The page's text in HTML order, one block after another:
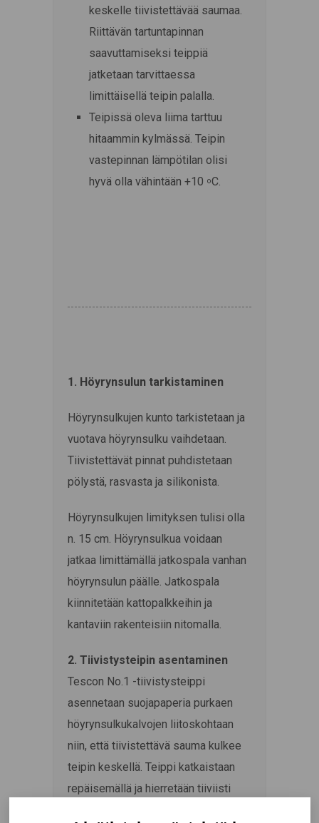
keskelle tiivistettävää saumaa.
Riittävän tartuntapinnan
saavuttamiseksi teippiä
jatketaan tarvittaessa
limittäisellä teipin palalla.
Teipissä oleva liima tarttuu
hitaammin kylmässä. Teipin
vastepinnan lämpötilan olisi
hyvä olla vähintään +10 oC.
1. Höyrynsulun tarkistaminen
Höyrynsulkujen kunto tarkistetaan ja
vuotava höyrynsulku vaihdetaan.
Tiivistettävät pinnat puhdistetaan
pölystä, rasvasta ja silikonista.
Höyrynsulkujen limityksen tulisi olla
n. 15 cm. Höyrynsulkua voidaan
jatkaa limittämällä jatkospala vanhan
höyrynsulun päälle. Jatkospala
kiinnitetään kattopalkkeihin ja
kantaviin rakenteisiin nitomalla.
2. Tiivistysteipin asentaminen
Tescon No.1 -tiivistysteippi
asennetaan suojapaperia purkaen
höyrynsulkukalvojen liitoskohtaan
niin, että tiivistettävä sauma kulkee
teipin keskellä. Teippi katkaistaan
repäisemällä ja hierretään tiiviisti